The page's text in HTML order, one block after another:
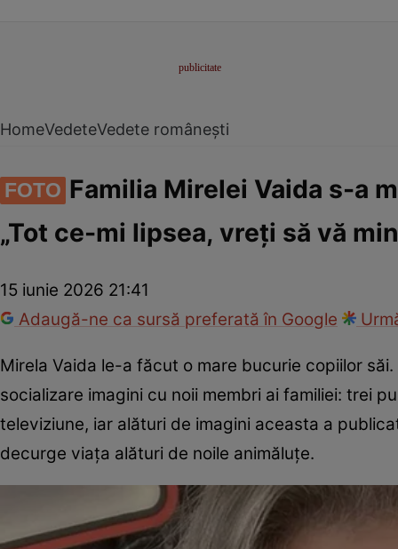
HomeVedeteVedete românești
FOTO Familia Mirelei Vaida s-a
„Tot ce-mi lipsea, vreți să vă
15 iunie 2026 21:41
Adaugă-ne ca sursă preferată în Google
Mirela Vaida le-a făcut o mare bucurie copiilor
socializare imagini cu noii membri ai familiei: trei
televiziune, iar alături de imagini aceasta a
decurge viața alături de noile animăluțe.